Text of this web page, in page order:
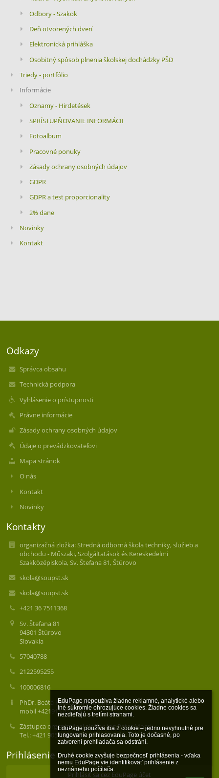
EduPage nepoužíva žiadne reklamné, analytické alebo
iné súkromie ohrozujúce cookies. Žiadne cookies sa
nezdieľajú s tretími stranami.
EduPage používa iba 2 cookie – jedno nevyhnutné pre
fungovanie prihlasovania. Toto je dočasné, po
zatvorení prehliadača sa odstráni.
Druhé cookie zvyšuje bezpečnosť prihlásenia - vďaka
nemu EduPage vie identifikovať prihlásenie z
neznámeho počítača.
Odbory - Szakok
Deň otvorených dverí
Elektronická prihláška
Osobitný spôsob plnenia školskej dochádzky PŠD
Triedy - portfólio
Informácie
Oznamy - Hirdetések
SPRÍSTUPŇOVANIE INFORMÁCII
Fotoalbum
Pracovné ponuky
Zásady ochrany osobných údajov
GDPR
GDPR a test proporcionality
2% dane
Novinky
Kontakt
Odkazy
Správca obsahu
Technická podpora
Vyhlásenie o prístupnosti
Právne informácie
Zásady ochrany osobných údajov
Údaje o prevádzkovateľovi
Mapa stránok
O nás
Kontakt
Novinky
Kontakty
organizačná zložka: Stredná odborná škola techniky, služieb a
obchodu - Műszaki, Szolgáltatások és Kereskedelmi
Szakközépiskola, Sv. Štefana 81, Štúrovo
skola@soupst.sk
skola@soupst.sk
+421 36 7511368
Sv. Štefana 81
94301 Štúrovo
Slovakia
57040788
2122595255
100006816
PhDr. Beáta Karácsonyová PhD.
mobil +421915707529
Zástupca organizačnej zložky: Ing.Peter Mocsi
Tel.: +421 905 836 023
Prihlásenie
Prihlásiť sa cez EduPage účet